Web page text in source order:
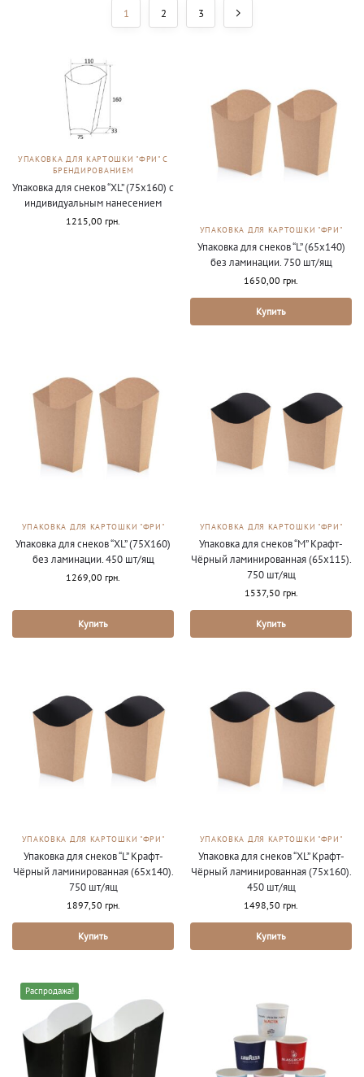
1 2 3
УПАКОВКА ДЛЯ КАРТОШКИ "ФРИ" С
БРЕНДИРОВАНИЕМ
Упаковка для снеков “ХL” (75х160) с
индивидуальным нанесением
1215,00 грн.
УПАКОВКА ДЛЯ КАРТОШКИ "ФРИ"
Упаковка для снеков “L” (65х140)
без ламинации. 750 шт/ящ
1650,00 грн.
Купить
УПАКОВКА ДЛЯ КАРТОШКИ "ФРИ"
Упаковка для снеков “XL” (75Х160)
без ламинации. 450 шт/ящ
1269,00 грн.
Купить
УПАКОВКА ДЛЯ КАРТОШКИ "ФРИ"
Упаковка для снеков “М” Крафт-
Чёрный ламинированная (65х115).
750 шт/ящ
1537,50 грн.
Купить
УПАКОВКА ДЛЯ КАРТОШКИ "ФРИ"
Упаковка для снеков “L” Крафт-
Чёрный ламинированная (65х140).
750 шт/ящ
1897,50 грн.
Купить
УПАКОВКА ДЛЯ КАРТОШКИ "ФРИ"
Упаковка для снеков “XL” Крафт-
Чёрный ламинированная (75х160).
450 шт/ящ
1498,50 грн.
Купить
Распродажа!